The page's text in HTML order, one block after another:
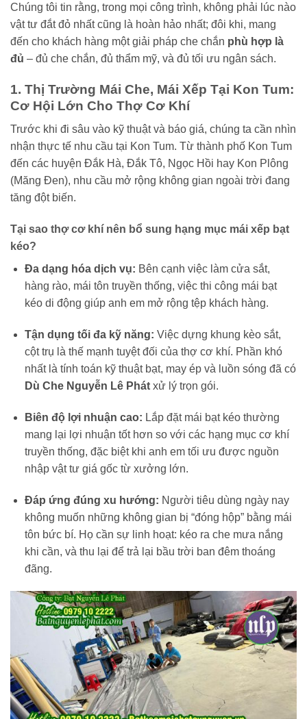
Chúng tôi tin rằng, trong mọi công trình, không phải lúc nào
vật tư đắt đỏ nhất cũng là hoàn hảo nhất; đôi khi, mang
đến cho khách hàng một giải pháp che chắn phù hợp là
đủ – đủ che chắn, đủ thẩm mỹ, và đủ tối ưu ngân sách.
1. Thị Trường Mái Che, Mái Xếp Tại Kon Tum:
Cơ Hội Lớn Cho Thợ Cơ Khí
Trước khi đi sâu vào kỹ thuật và báo giá, chúng ta cần nhìn
nhận thực tế nhu cầu tại Kon Tum. Từ thành phố Kon Tum
đến các huyện Đắk Hà, Đắk Tô, Ngọc Hồi hay Kon Plông
(Măng Đen), nhu cầu mở rộng không gian ngoài trời đang
tăng đột biến.
Tại sao thợ cơ khí nên bổ sung hạng mục mái xếp bạt
kéo?
Đa dạng hóa dịch vụ: Bên cạnh việc làm cửa sắt,
hàng rào, mái tôn truyền thống, việc thi công mái bạt
kéo di động giúp anh em mở rộng tệp khách hàng.
Tận dụng tối đa kỹ năng: Việc dựng khung kèo sắt,
cột trụ là thế mạnh tuyệt đối của thợ cơ khí. Phần khó
nhất là tính toán kỹ thuật bạt, may ép và luồn sóng đã có
Dù Che Nguyễn Lê Phátxử lý trọn gói.
Biên độ lợi nhuận cao: Lắp đặt mái bạt kéo thường
mang lại lợi nhuận tốt hơn so với các hạng mục cơ khí
truyền thống, đặc biệt khi anh em tối ưu được nguồn
nhập vật tư giá gốc từ xưởng lớn.
Đáp ứng đúng xu hướng: Người tiêu dùng ngày nay
không muốn những không gian bị “đóng hộp” bằng mái
tôn bức bí. Họ cần sự linh hoạt: kéo ra che mưa nắng
khi cần, và thu lại để trả lại bầu trời ban đêm thoáng
đãng.